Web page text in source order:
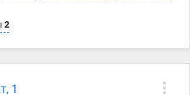
2
1